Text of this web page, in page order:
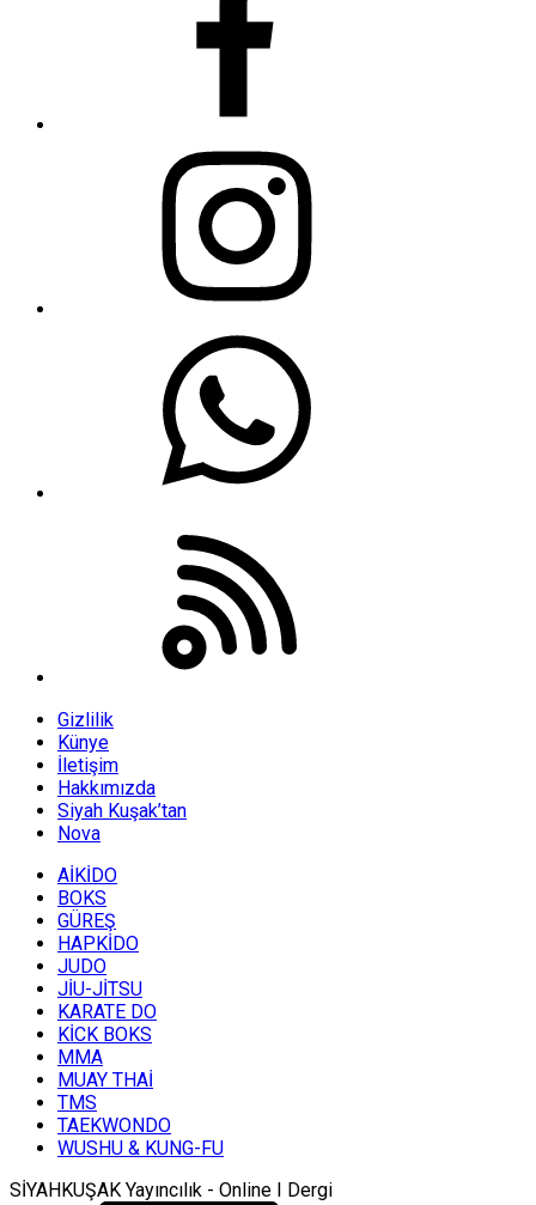
Gizlilik
Künye
İletişim
Hakkımızda
Siyah Kuşak’tan
Nova
AİKİDO
BOKS
GÜREŞ
HAPKİDO
JUDO
JİU-JİTSU
KARATE DO
KİCK BOKS
MMA
MUAY THAİ
TMS
TAEKWONDO
WUSHU & KUNG-FU
SİYAHKUŞAK Yayıncılık - Online I Dergi